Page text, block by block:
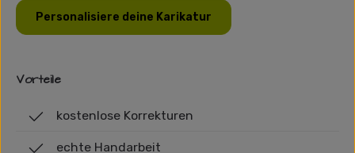
Personalisiere deine Karikatur
Vorteile
kostenlose Korrekturen
echte Handarbeit